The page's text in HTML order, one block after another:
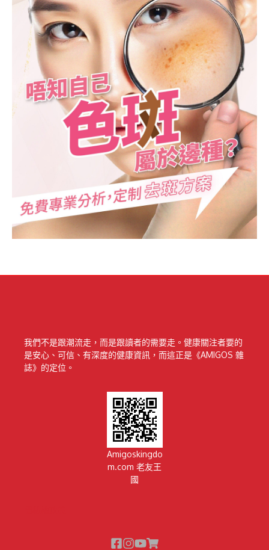
我們不是跟潮流走，而是跟讀者的需要走。健康關注者要的
是安心、可信、有深度的健康資訊，而這正是《AMIGOS 雜
誌》的定位。
Amigoskingdo
m.com 老友王
國